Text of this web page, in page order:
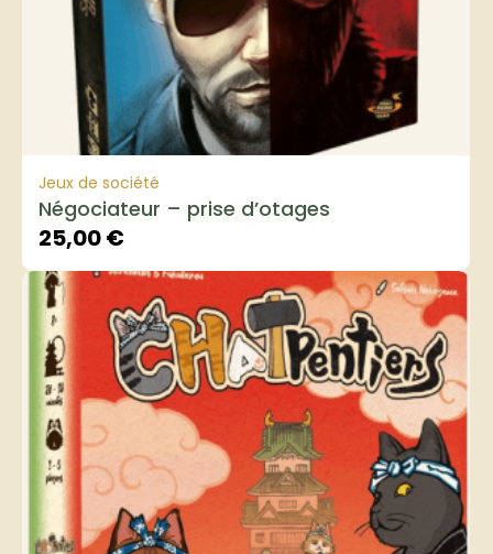
Jeux de société
Négociateur – prise d’otages
25,00€